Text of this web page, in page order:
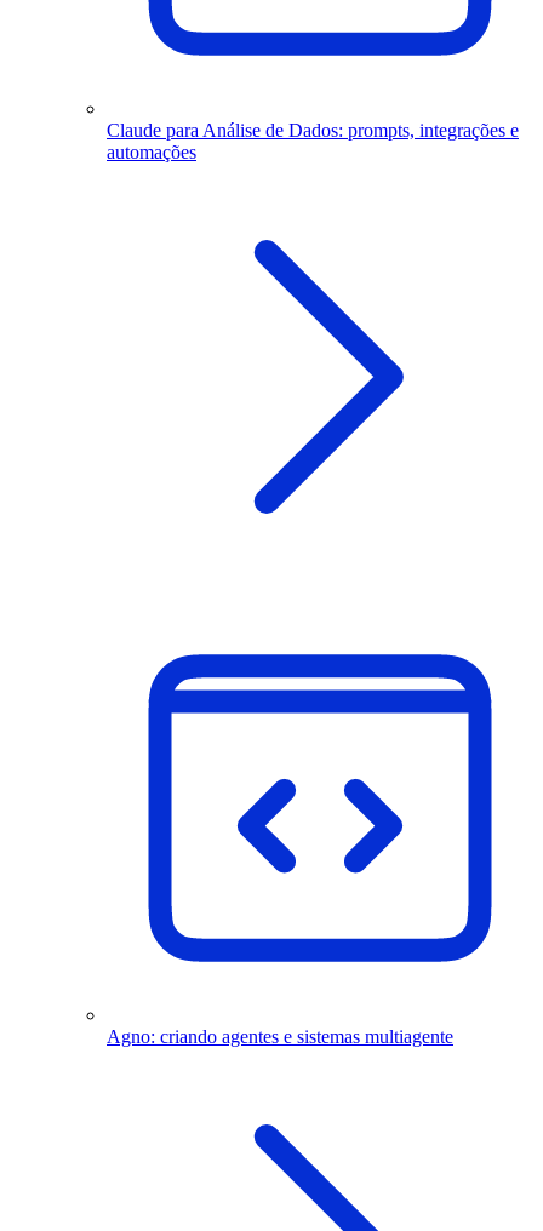
Claude para Análise de Dados: prompts, integrações e
automações
Agno: criando agentes e sistemas multiagente